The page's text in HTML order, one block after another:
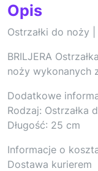
Opis
Ostrzałki do noży |
BRILJERA
noży wykonanych
Dodatkowe
Rodzaj: Ostrzałka
Długość: 25 cm
Informacje o
Dostawa kurierem